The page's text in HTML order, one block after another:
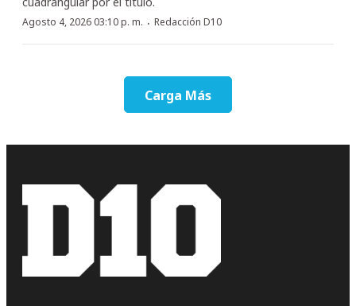
Agosto 4, 2026 03:10 p. m. · Redacción D10
Carga Más